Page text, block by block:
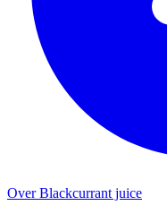
Over Blackcurrant juice